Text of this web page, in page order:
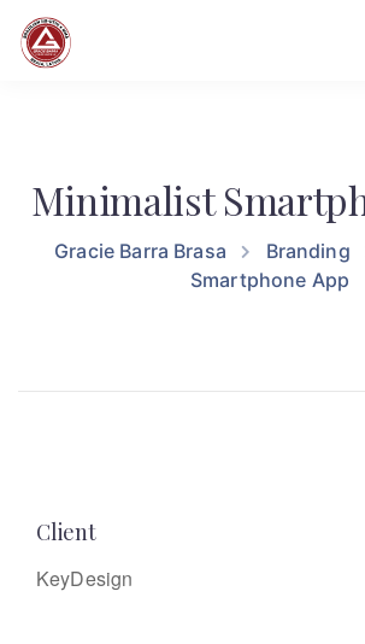
Minimalist
Gracie Barra Brasa Branding
Smartphone App
Client
KeyDesign